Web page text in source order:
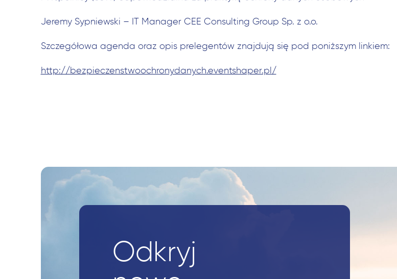
Szukaj:
Jeremy Sypniewski – IT Manager CEE Consulting Group Sp. z o.o.
Szczegółowa agenda oraz opis prelegentów znajdują się pod poniższym linkiem:
http://bezpieczenstwoochronydanych.eventshaper.pl/
Odkryj